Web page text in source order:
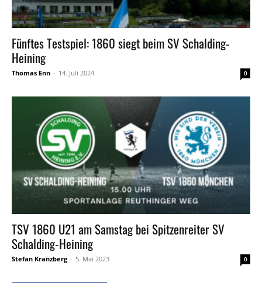
Fünftes Testspiel: 1860 siegt beim SV Schalding-
Heining
Thomas Enn - 14. Juli 2024 0
TSV 1860 U21 am Samstag bei Spitzenreiter SV
Schalding-Heining
Stefan Kranzberg - 5. Mai 2023 0